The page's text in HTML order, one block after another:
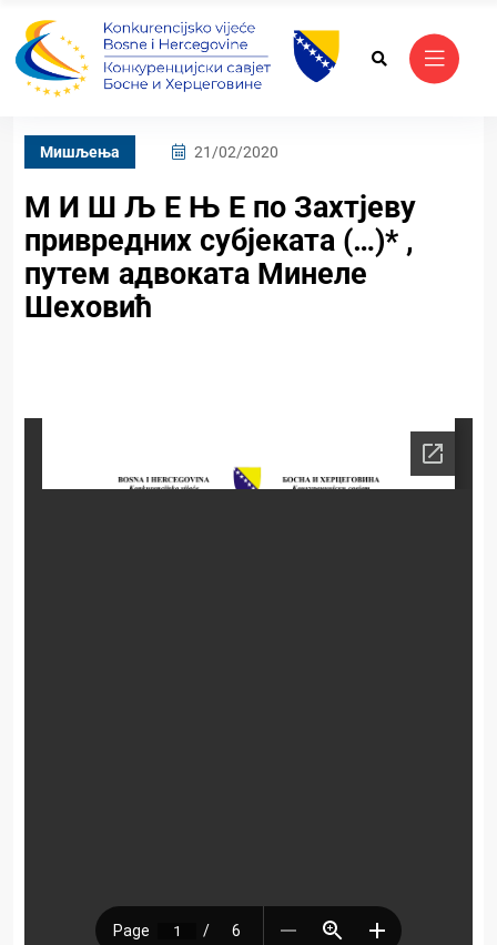
Mишљења 21/02/2020
М И Ш Љ Е Њ Е по Захтјеву
привредних субјеката (…)* ,
путем адвоката Минеле
Шеховић